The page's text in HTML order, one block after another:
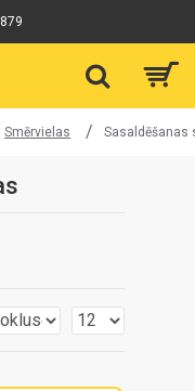
Smērvielas Sasaldēšanas